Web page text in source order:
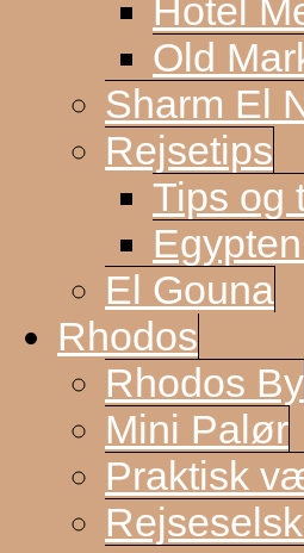
Hotel
Old
Sharm El
Rejsetips
Tips og
El Gouna
Rhodos
Rhodos By
Mini Palør
Praktisk